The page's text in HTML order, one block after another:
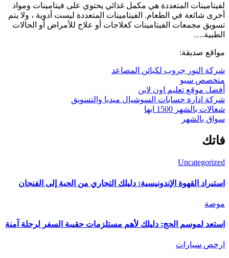
لفيتامينات المتعددة هي مكمل غذائي يحتوي على فيتامينات ومواد
أخرى شائعة في الطعام. الفيتامينات المتعددة ليست أدوية ، ولا يتم
تسويق مجمعات الفيتامينات كعلاجات أو علاج للأمراض أو الحالات
الطبية.…
مواقع صديقة:
شركة النور جروب لكبائن المصاعد
متخصص سيو
أفضل موقع تعليم اون لاين
شركة ادارة حسابات السوشيال ميديا والتسويق
شغالات بالشهر 1500 ابها
سواق بالشهر
فاتك
Uncategorized
استيراد القهوة الإندونيسية: دليلك التجاري من الحبة إلى الفنجان
موضة
استعد لموسم الحج: دليلك لأهم مستلزمات حقيبة السفر لرحلة آمنة
ارخص سيارات